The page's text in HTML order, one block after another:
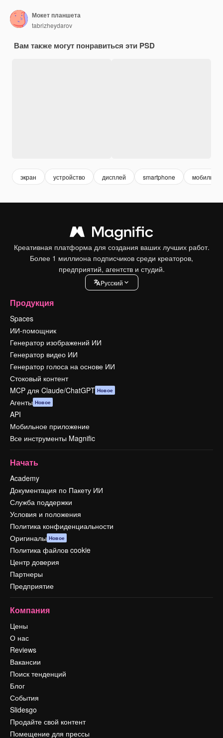
Мокет планшета
tabrizheydarov
Вам также могут понравиться эти PSD
экран устройство дисплей smartphone
Креативная платформа для создания ваших лучших работ.
Более 1 миллиона подписчиков среди креаторов,
предприятий, агентств и студий.
Pусский
Продукция
Spaces
ИИ-помощник
Генератор изображений ИИ
Генератор видео ИИ
Генератор голоса на основе ИИ
Стоковый контент
MCP для Claude/ChatGPT Новое
Агенты Новое
API
Мобильное приложение
Все инструменты Magnific
Начать
Academy
Документация по Пакету ИИ
Служба поддержки
Условия и положения
Политика конфиденциальности
Оригиналы Новое
Политика файлов cookie
Центр доверия
Партнеры
Предприятие
Компания
Цены
О нас
Reviews
Вакансии
Поиск тенденций
Блог
События
Slidesgo
Продайте свой контент
Помещение для прессы